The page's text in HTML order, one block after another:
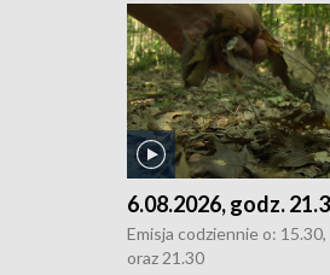
6.08.2026, godz.
Emisja codziennie o:
oraz 21.30